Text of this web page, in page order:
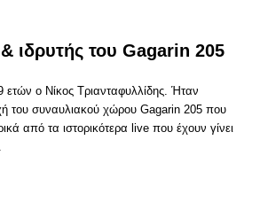
ιδρυτής του Gagarin 205
ετών ο Νίκος Τριανταφυλλίδης. Ήταν
του συναυλιακού χώρου Gagarin 205 που
από τα ιστορικότερα live που έχουν γίνει